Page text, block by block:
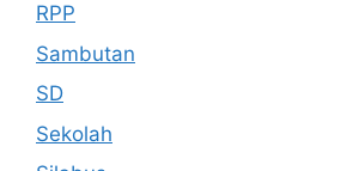
RPP
Sambutan
SD
Sekolah